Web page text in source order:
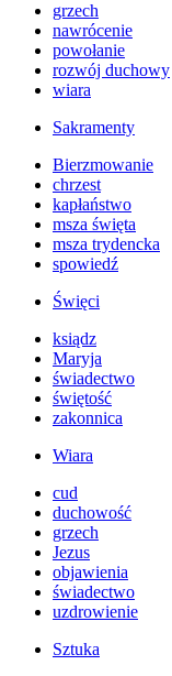
grzech
nawrócenie
powołanie
rozwój duchowy
wiara
Sakramenty
Bierzmowanie
chrzest
kapłaństwo
msza święta
msza trydencka
spowiedź
Święci
ksiądz
Maryja
świadectwo
świętość
zakonnica
Wiara
cud
duchowość
grzech
Jezus
objawienia
świadectwo
uzdrowienie
Sztuka